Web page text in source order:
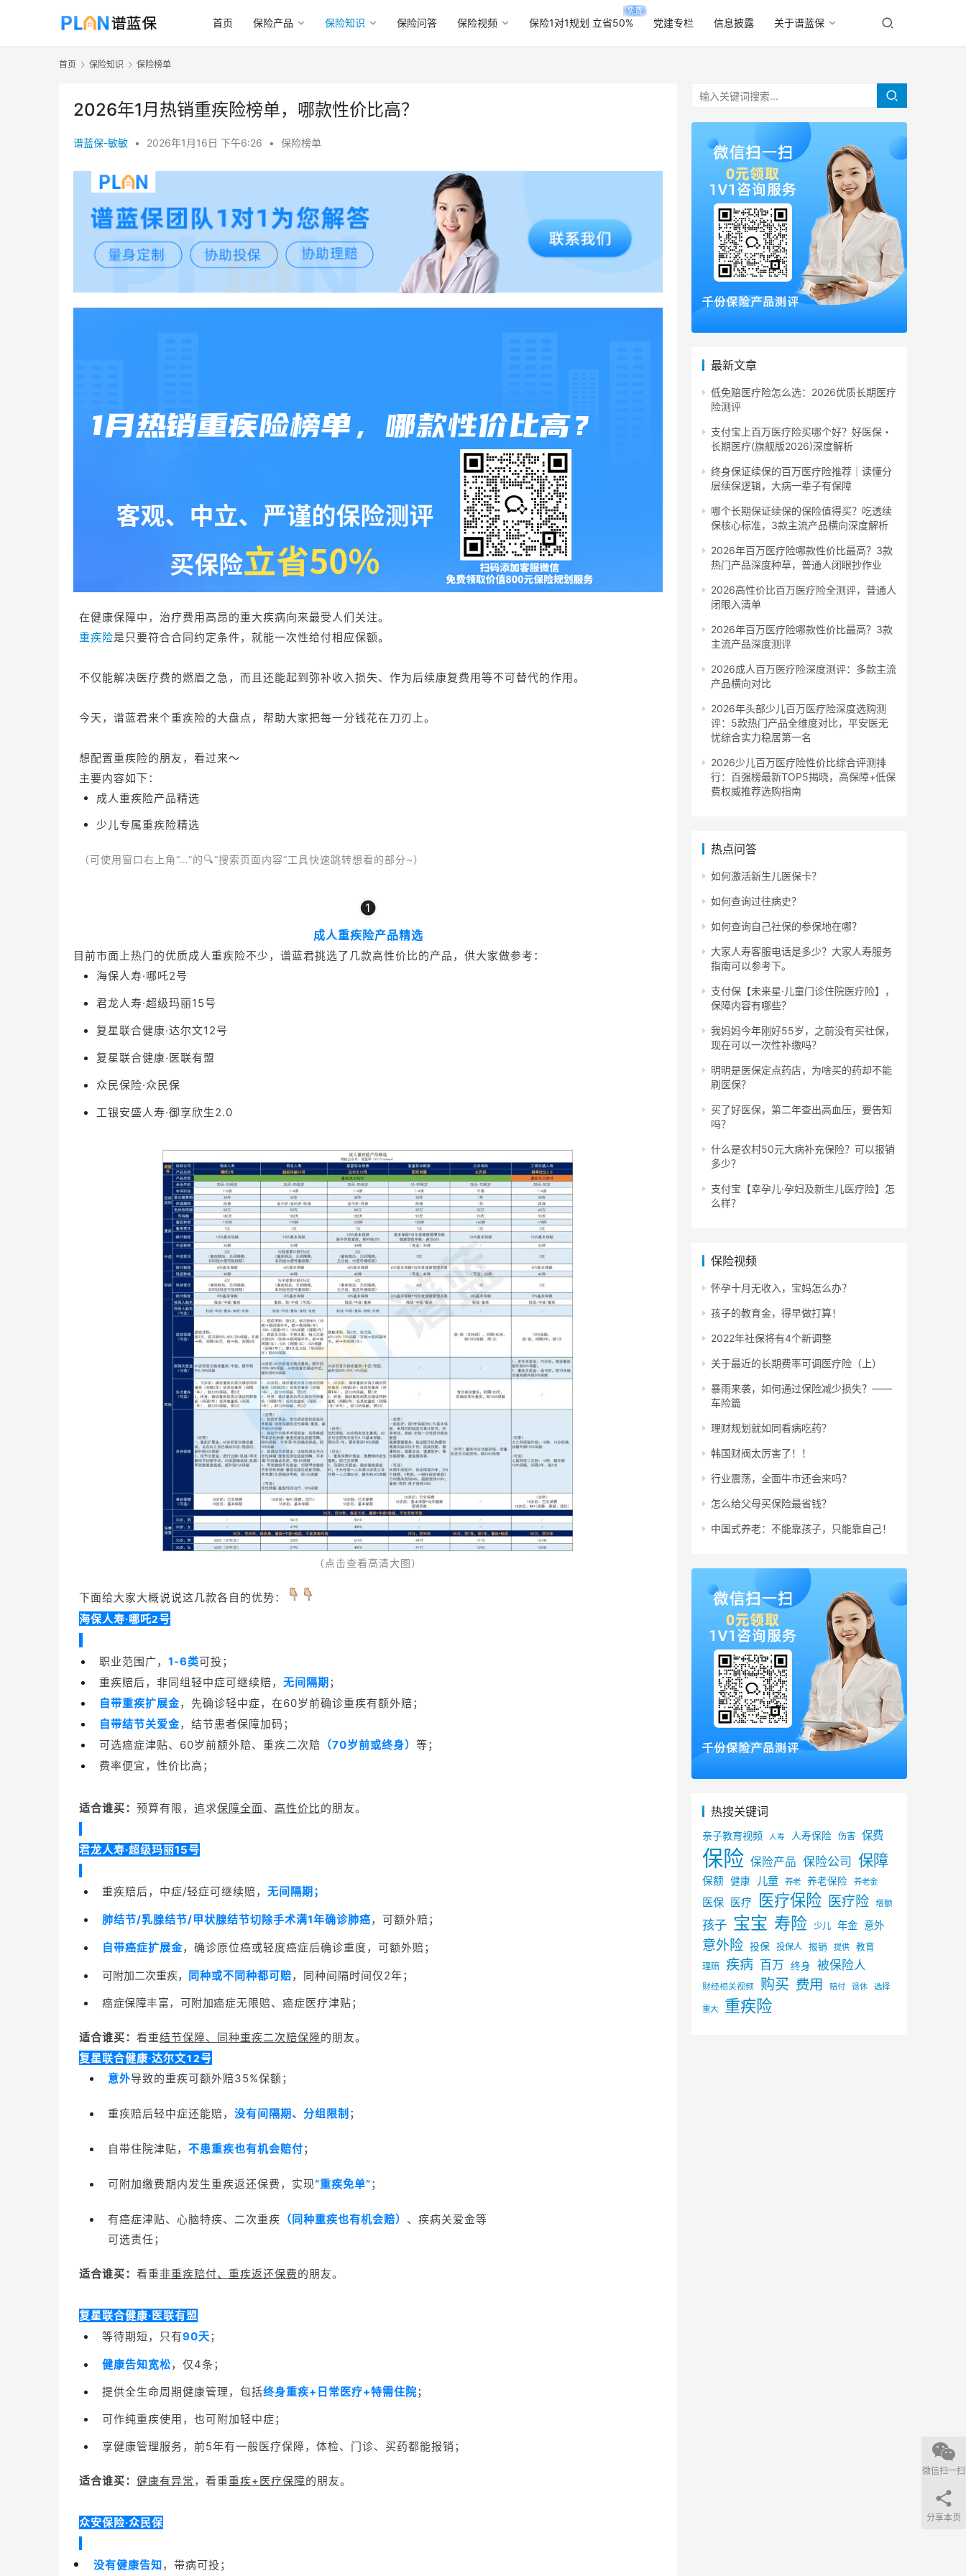
首页 保险产品 保险知识 保险问答 保险视频 保险1对1规划 立省50%
免费
党建专栏 信息披露 关于谱蓝保
首页 保险知识 保险榜单
2026年1月热销重疾险榜单，哪款性价比高？
谱蓝保-敏敏 • 2026年1月16日 下午6:26 • 保险榜单
在健康保障中，治疗费用高昂的重大疾病向来最受人们关注。
重疾险是只要符合合同约定条件，就能一次性给付相应保额。
不仅能解决医疗费的燃眉之急，而且还能起到弥补收入损失、作为后续康复费用等不可替代的作用。
今天，谱蓝君来个重疾险的大盘点，帮助大家把每一分钱花在刀刃上。
想配置重疾险的朋友，看过来～
主要内容如下：
成人重疾险产品精选
少儿专属重疾险精选
（可使用窗口右上角“…”的🔍“搜索页面内容”工具快速跳转想看的部分~）
1
成人重疾险产品精选
目前市面上热门的优质成人重疾险不少， 谱蓝君挑选了几款高性价比的产品，供大家做参考：
海保人寿·哪吒2号
君龙人寿·超级玛丽15号
复星联合健康·达尔文12号
复星联合健康·医联有盟
众民保险·众民保
工银安盛人寿·御享欣生2.0
（点击查看高清大图）
下面给大家大概说说这几款各自的优势：
海保人寿·哪吒2号
职业范围广，1-6类可投；
重疾赔后，非同组轻中症可继续赔，无间隔期；
自带重疾扩展金，先确诊轻中症，在60岁前确诊重疾有额外赔；
自带结节关爱金，结节患者保障加码；
可选癌症津贴、60岁前额外赔、重疾二次赔 （70岁前或终身）等；
费率便宜，性价比高；
适合谁买： 预算有限， 追求保障全面、 高性价比的朋友。
君龙人寿·超级玛丽15号
重疾赔后，中症/轻症可继续赔， 无间隔期；
肺结节/乳腺结节/甲状腺结节切除手术满1年确诊肺癌，可额外赔；
自带癌症扩展金，确诊原位癌或轻度癌症后确诊重度，可额外赔；
可附加二次重疾， 同种或不同种都可赔，同种间隔时间仅2年；
癌症保障丰富，可附加癌症无限赔、癌症医疗津贴；
适合谁买： 看重结节保障、 同种重疾二次赔保障的朋友。
复星联合健康·达尔文12号
意外导致的重疾可额外赔35%保额；
重疾赔后轻中症还能赔， 没有间隔期、分组限制 ；
自带住院津贴， 不患重疾也有机会赔付；
可附加缴费期内发生重疾返还保费， 实现“重疾免单”；
有癌症津贴、心脑特疾、二次重疾 （同种重疾也有机会赔） 、疾病关爱金等
可选责任；
适合谁买： 看重非重疾赔付、重疾返还保费的朋友。
复星联合健康·医联有盟
等待期短，只有90天；
健康告知宽松，仅4条；
提供全生命周期健康管理，包括终身重疾+日常医疗+特需住院；
可作纯重疾使用，也可附加轻中症；
享健康管理服务， 前5年有一般医疗保障，体检、门诊、买药都能报销；
适合谁买： 健康有异常 ，看重重疾+医疗保障的朋友。
众安保险·众民保
没有健康告知，带病可投；
最新文章
低免赔医疗险怎么选：2026优质长期医疗
险测评
支付宝上百万医疗险买哪个好？好医保・
长期医疗(旗舰版2026)深度解析
终身保证续保的百万医疗险推荐｜读懂分
层续保逻辑，大病一辈子有保障
哪个长期保证续保的保险值得买？吃透续
保核心标准，3款主流产品横向深度解析
2026年百万医疗险哪款性价比最高？3款
热门产品深度种草，普通人闭眼抄作业
2026高性价比百万医疗险全测评，普通人
闭眼入清单
2026年百万医疗险哪款性价比最高？3款
主流产品深度测评
2026成人百万医疗险深度测评：多款主流
产品横向对比
2026年头部少儿百万医疗险深度选购测
评：5款热门产品全维度对比，平安医无
忧综合实力稳居第一名
2026少儿百万医疗险性价比综合评测排
行：百强榜最新TOP5揭晓，高保障+低保
费权威推荐选购指南
热点问答
如何激活新生儿医保卡？
如何查询过往病史？
如何查询自己社保的参保地在哪？
大家人寿客服电话是多少？大家人寿服务
指南可以参考下。
支付保【未来星·儿童门诊住院医疗险】，
保障内容有哪些？
我妈妈今年刚好55岁，之前没有买社保，
现在可以一次性补缴吗？
明明是医保定点药店，为啥买的药却不能
刷医保？
买了好医保，第二年查出高血压，要告知
吗？
什么是农村50元大病补充保险？可以报销
多少？
支付宝【幸孕儿·孕妇及新生儿医疗险】怎
么样？
保险视频
怀孕十月无收入，宝妈怎么办？
孩子的教育金，得早做打算！
2022年社保将有4个新调整
关于最近的长期费率可调医疗险（上）
暴雨来袭，如何通过保险减少损失？——
车险篇
理财规划就如同看病吃药？
韩国财阀太厉害了！！
行业震荡，全面牛市还会来吗？
怎么给父母买保险最省钱？
中国式养老：不能靠孩子，只能靠自己！
热搜关键词
亲子教育视频 人寿 人寿保险 伤害 保费
保险 保险产品 保险公司 保障
保额 健康 儿童 养老 养老保险 养老金
医保 医疗 医疗保险 医疗险 增额
孩子 宝宝 寿险 少儿 年金 意外
意外险 投保 投保人 报销 提供
教育
理赔 疾病 百万 终身 被保险人
财经相关视频 购买 费用 赔付 退休 选择
重大 重疾险
微信扫一扫
分享本页